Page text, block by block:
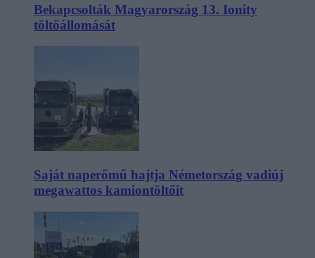
Bekapcsolták Magyarország 13. Ionity
töltőállomását
Saját naperőmű hajtja Németország vadiúj
megawattos kamiontöltőit